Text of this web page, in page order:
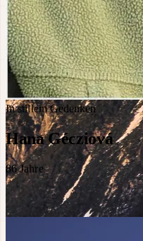
In stillem Gedenken
Hana Gécziová
86Jahre